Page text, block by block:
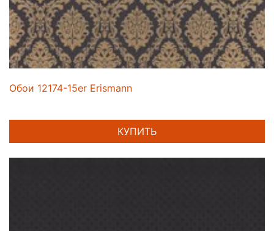
Обои 12174-15er Erismann
КУПИТЬ